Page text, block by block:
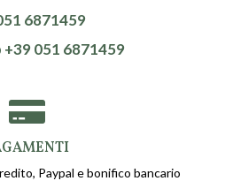
6871459
051 6871459
Paypal e bonifico bancario